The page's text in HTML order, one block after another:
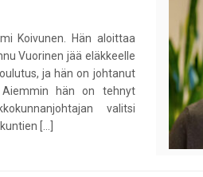
Koivunen. Hän aloittaa
Vuorinen jää eläkkeelle
ja hän on johtanut
Aiemmin hän on tehnyt
valitsi
[…]